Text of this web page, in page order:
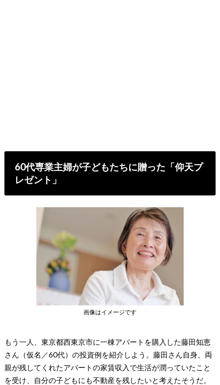
60代専業主婦が子どもたちに贈った「仰天プ
レゼント」
画像はイメージです
もう一人、東京都西東京市に一棟アパートを購入した藤田知恵
さん（仮名／60代）の投資例を紹介しよう。藤田さん自身、両
親が残してくれたアパートの家賃収入で生活が潤っていたこと
を受け、自分の子どもにも不動産を残したいと考えたそうだ。